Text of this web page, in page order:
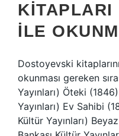
KITAPLARI
ILE
Dostoyevski
okunması gereken
Yayınları) Öteki
Yayınları) Ev Sahibi
Kültür Yayınları)